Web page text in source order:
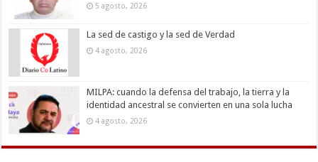
5 agosto, 2026
La sed de castigo y la sed de Verdad
4 agosto, 2026
MILPA: cuando la defensa del trabajo, la tierra y la
identidad ancestral se convierten en una sola lucha
4 agosto, 2026